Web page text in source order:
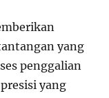
yang
penggalian
yang